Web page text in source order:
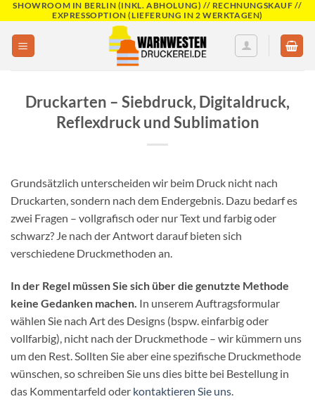
Skip
to
content
SHOWROOM IN BERLIN (INKL. ABHOLUNG) // RECHNUNGSKAUF //
EXPRESSOPTION (LIEFERUNG IN 2 WERKTAGEN)
Druckarten – Siebdruck, Digitaldruck,
Reflexdruck und Sublimation
Grundsätzlich unterscheiden wir beim Druck nicht nach
Druckarten, sondern nach dem Endergebnis. Dazu bedarf es
zwei Fragen – vollgrafisch oder nur Text und farbig oder
schwarz? Je nach der Antwort darauf bieten sich
verschiedene Druckmethoden an.
In der Regel müssen Sie sich über die genutzte Methode
keine Gedanken machen. In unserem Auftragsformular
wählen Sie nach Art des Designs (bspw. einfarbig oder
vollfarbig), nicht nach der Druckmethode – wir kümmern uns
um den Rest. Sollten Sie aber eine spezifische Druckmethode
wünschen, so schreiben Sie uns dies bitte bei Bestellung in
das Kommentarfeld oder kontaktieren Sie uns